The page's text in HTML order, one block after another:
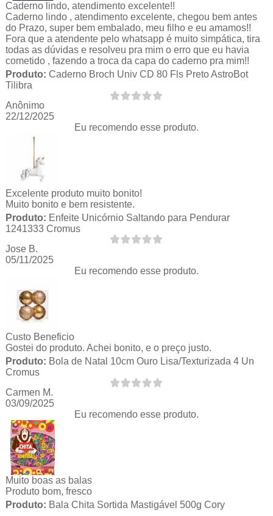
Caderno lindo, atendimento excelente!!
Caderno lindo , atendimento excelente, chegou bem antes
do Prazo, super bem embalado, meu filho e eu amamos!!
Fora que a atendente pelo whatsapp é muito simpática, tira
todas as dúvidas e resolveu pra mim o erro que eu havia
cometido , fazendo a troca da capa do caderno pra mim!!
Produto: Caderno Broch Univ CD 80 Fls Preto AstroBot
Tilibra
Anônimo
22/12/2025
Eu recomendo esse produto.
Excelente produto muito bonito!
Muito bonito e bem resistente.
Produto: Enfeite Unicórnio Saltando para Pendurar
1241333 Cromus
Jose B.
05/11/2025
Eu recomendo esse produto.
Custo Beneficio
Gostei do produto. Achei bonito, e o preço justo.
Produto: Bola de Natal 10cm Ouro Lisa/Texturizada 4 Un
Cromus
Carmen M.
03/09/2025
Eu recomendo esse produto.
Muito boas as balas
Produto bom, fresco
Produto: Bala Chita Sortida Mastigável 500g Cory